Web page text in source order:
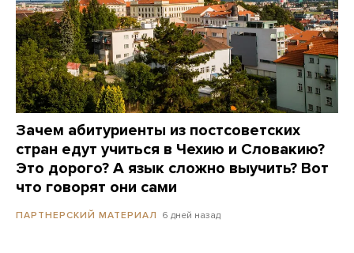
Зачем абитуриенты из постсоветских
стран едут учиться в Чехию и Словакию?
Это дорого? А язык сложно выучить? Вот
что говорят они сами
ПАРТНЕРСКИЙ МАТЕРИАЛ 6 дней назад